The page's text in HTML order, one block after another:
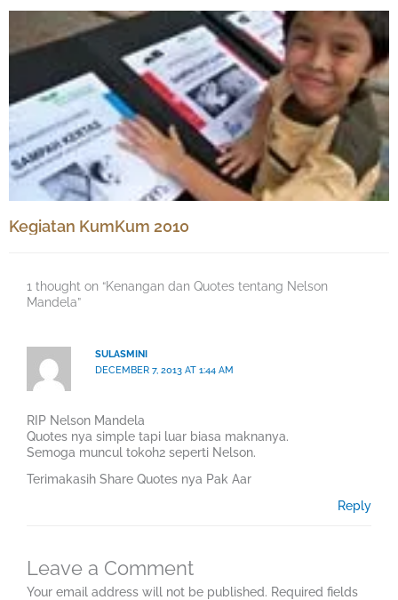
Kegiatan KumKum 2010
1 thought on “Kenangan dan Quotes tentang Nelson
Mandela”
SULASMINI
DECEMBER 7, 2013 AT 1:44 AM
RIP Nelson Mandela
Quotes nya simple tapi luar biasa maknanya.
Semoga muncul tokoh2 seperti Nelson.
Terimakasih Share Quotes nya Pak Aar
Reply
Leave a Comment
Your email address will not be published. Required fields